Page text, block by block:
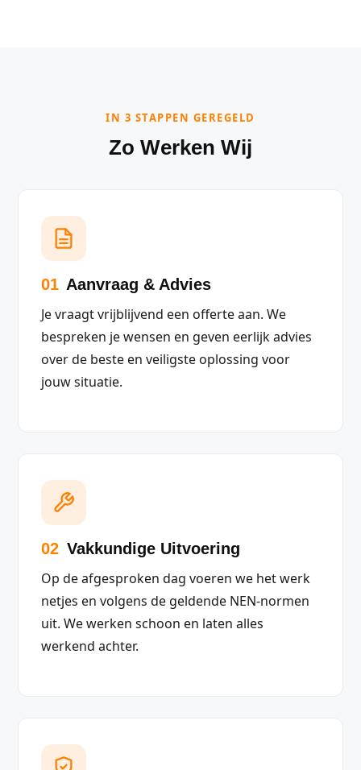
IN 3 STAPPEN GEREGELD
Zo Werken Wij
01 Aanvraag & Advies
Je vraagt vrijblijvend een offerte aan. We
bespreken je wensen en geven eerlijk advies
over de beste en veiligste oplossing voor
jouw situatie.
02 Vakkundige Uitvoering
Op de afgesproken dag voeren we het werk
netjes en volgens de geldende NEN-normen
uit. We werken schoon en laten alles
werkend achter.